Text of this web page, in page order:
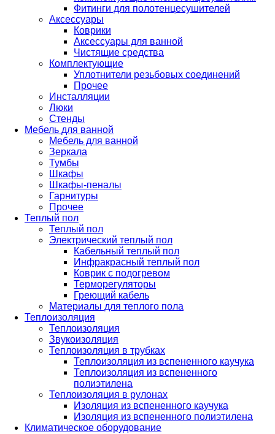
Фитинги для полотенцесушителей
Аксессуары
Коврики
Аксессуары для ванной
Чистящие средства
Комплектующие
Уплотнители резьбовых соединений
Прочее
Инсталляции
Люки
Стенды
Мебель для ванной
Мебель для ванной
Зеркала
Тумбы
Шкафы
Шкафы-пеналы
Гарнитуры
Прочее
Теплый пол
Теплый пол
Электрический теплый пол
Кабельный теплый пол
Инфракрасный теплый пол
Коврик с подогревом
Терморегуляторы
Греющий кабель
Материалы для теплого пола
Теплоизоляция
Теплоизоляция
Звукоизоляция
Теплоизоляция в трубках
Теплоизоляция из вспененного каучука
Теплоизоляция из вспененного
полиэтилена
Теплоизоляция в рулонах
Изоляция из вспененного каучука
Изоляция из вспененного полиэтилена
Климатическое оборудование